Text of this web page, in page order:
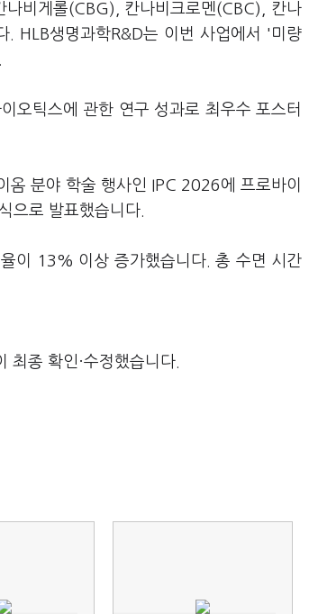
비게롤(CBG), 칸나비크로멘(CBC), 칸나
HLB생명과학R&D는 이번 사업에서 '미량
오틱스에 관한 연구 성과로 최우수 포스터
옴 분야 학술 행사인 IPC 2026에 프로바이
으로 발표했습니다.
이 13% 이상 증가했습니다. 총 수면 시간
최종 확인·수정했습니다.